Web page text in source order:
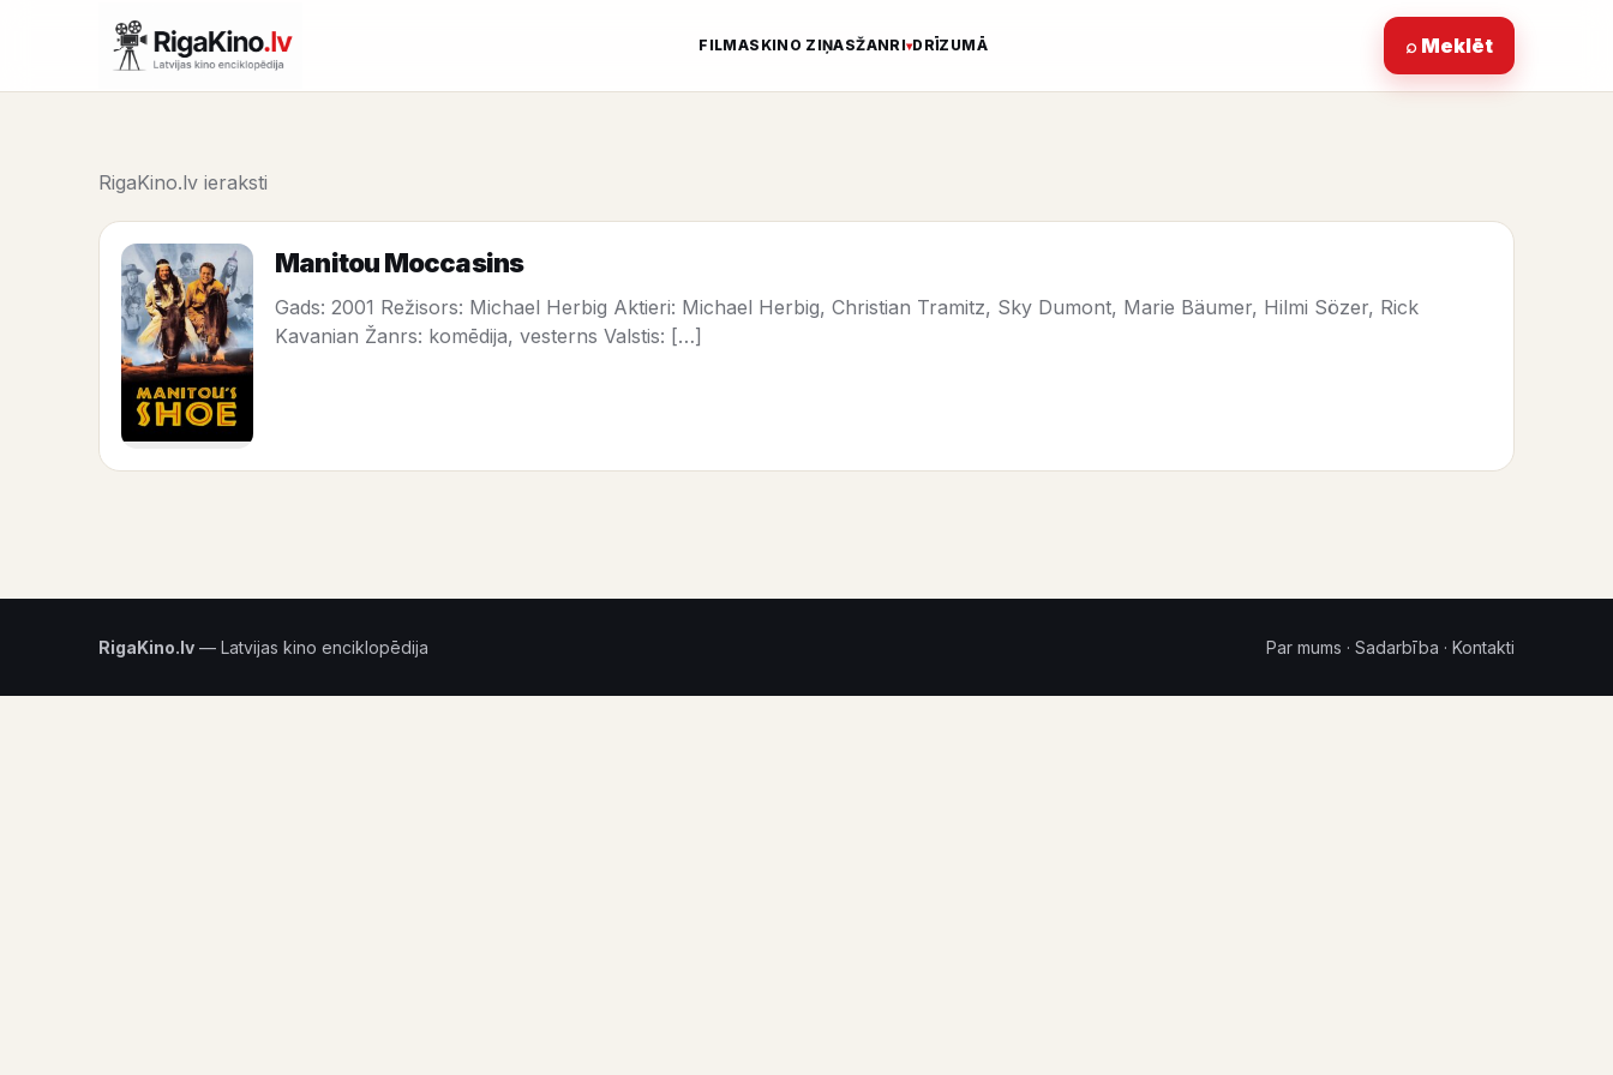
FILMAS KINO ZIŅASŽANRI DRĪZUMĀ ⌕ Meklēt
RigaKino.lv ieraksti
Manitou Moccasins
Gads: 2001 Režisors: Michael Herbig Aktieri: Michael Herbig, Christian Tramitz, Sky Dumont, Marie Bäumer, Hilmi Sözer, Rick
Kavanian Žanrs: komēdija, vesterns Valstis: […]
RigaKino.lv — Latvijas kino enciklopēdija Par mums · Sadarbība · Kontakti